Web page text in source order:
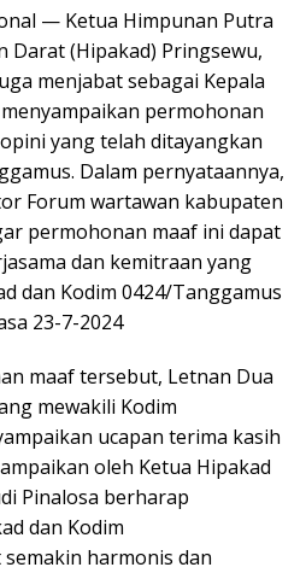
— Ketua Himpunan Putra
Darat (Hipakad) Pringsewu,
menjabat sebagai Kepala
permohonan
yang telah ditayangkan
Dalam pernyataannya,
Forum wartawan kabupaten
permohonan maaf ini dapat
dan kemitraan yang
dan Kodim 0424/Tanggamus
23-7-2024
maaf tersebut, Letnan Dua
mewakili Kodim
ucapan terima kasih
oleh Ketua Hipakad
Pinalosa berharap
dan Kodim
harmonis dan